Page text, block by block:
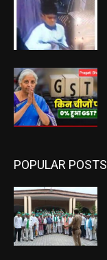
POPULAR POSTS